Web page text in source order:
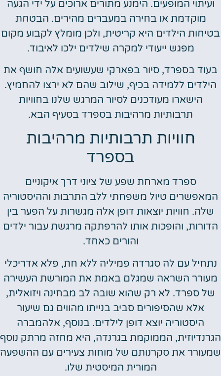
ועיתוי המופעים. הימנע מתורים ארוכים על ידי הגעה
מוקדמת או בחירה במעברים מהירים. הבטחת
הילדים היא קריטית, ולכן מומלץ לקבוע מקום
מפגש ייעודי למקרה שילדים ילכו לאיבוד.
בספרד, סיור בפארקי שעשועים אלה חושף את
ללמידה בכיף, שילוב שהם לא ירצו להחמיץ.
הישארו מעודכנים לסיור המרגש שלנו בחוויות
תרבותיות מרהיבות בספרד בסעיף הבא.
חוויות תרבותיות מרהיבות
בספרד
ספרד מארחת שפע של ציוני דרך איקוניים
טיול משפחתי ללב התרבות וההיסטוריה
שלה. חוויות יוצאות דופן אלה מגשרות על הפער בין
והופכות אותו להרפתקה מרגשת עבור ילדים
והורים כאחד.
עם לה סגרדה פמיליה ללא חת, פלא אדריכלי
השראה שמגלם באמת את המורשת העשירה
של ספרד. לא רק שהוא שובה לב מבחינה ויזואלית,
אלא שהסיפורים סביב בנייתו מהווים גם שיעור
היסטוריה יוצא דופן לילדים. בנוסף, אלהמברה
הממוקמת בגרנדה, היא מחזה מרתק נוסף
את סקרנותם של מוחות צעירים עם ההשפעה
המורית המיסטית שלו.